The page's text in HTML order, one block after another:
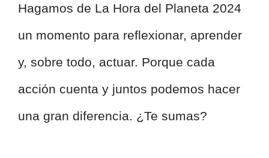
Hagamos de La Hora del Planeta 2024
un momento para reflexionar, aprender
y, sobre todo, actuar. Porque cada
acción cuenta y juntos podemos hacer
una gran diferencia. ¿Te sumas?